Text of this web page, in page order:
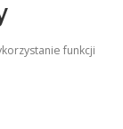
funkcji